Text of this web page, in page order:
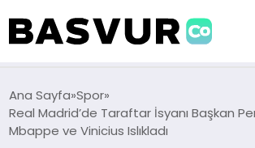
BAŞVURULAR
BAYILIKLER
Ana Sayfa Spor
Real Madrid’de Taraftar İsyanı Başkan
Mbappe ve Vinicius Islıkladı